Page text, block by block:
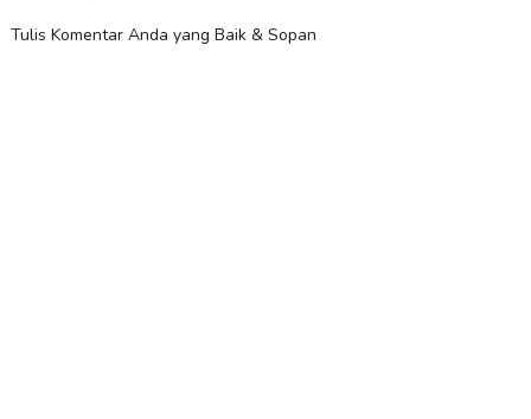
Tulis Komentar Anda yang Baik & Sopan